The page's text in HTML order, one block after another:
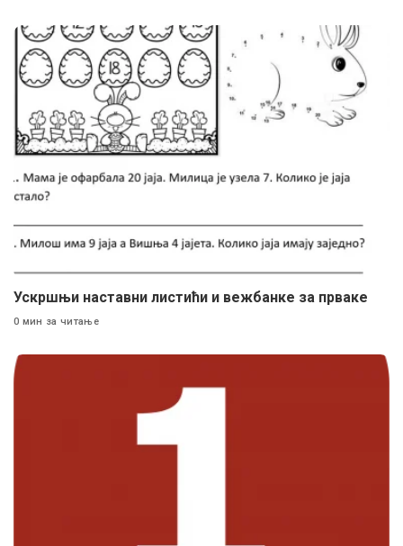
Ускршњи наставни листићи и вежбанке за прваке
0 мин за читање